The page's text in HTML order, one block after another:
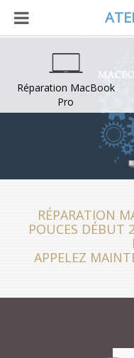
Réparation MacBook
Pro
RÉPARATION
POUCES DÉBUT
APPELEZ